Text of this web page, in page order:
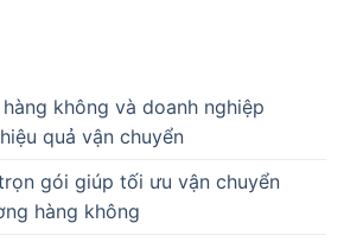
không và doanh nghiệp
quả vận chuyển
gói giúp tối ưu vận chuyển
hàng không